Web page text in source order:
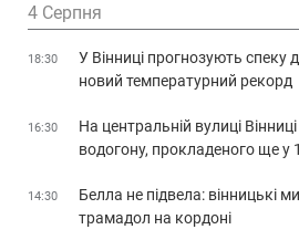
4 Серпня
18:30
У Вінниці прогнозують спеку
новий температурний рекорд
16:30
На центральній вулиці
водогону, прокладеного ще у
14:30
Белла не підвела: вінницькі
трамадол на кордоні